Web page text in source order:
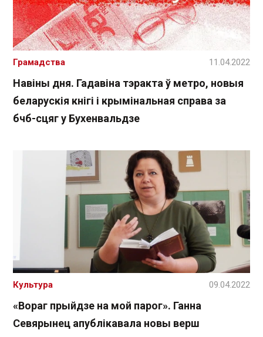
Навіны дня. Гадавіна тэракта ў метро, новыя
беларускія кнігі і крымінальная справа за
бчб-сцяг у Бухенвальдзе
Грамадства 11.04.2022
«Вораг прыйдзе на мой парог». Ганна
Севярынец апублікавала новы верш
Культура 09.04.2022